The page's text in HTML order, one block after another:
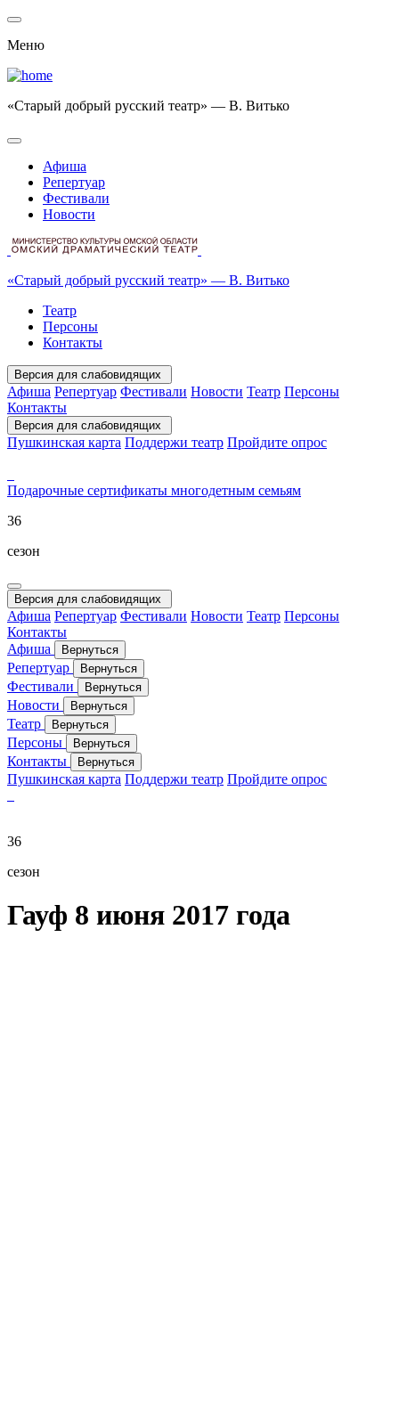
Меню
«Старый добрый русский театр» — В. Витько
Афиша
Репертуар
Фестивали
Новости
«Старый добрый русский театр» — В. Витько
Театр
Персоны
Контакты
Версия для слабовидящих
Афиша Репертуар Фестивали Новости Театр Персоны
Контакты
Версия для слабовидящих
Пушкинская карта Поддержи театр Пройдите опрос
Подарочные сертификаты многодетным семьям
36
сезон
Версия для слабовидящих
Афиша Репертуар Фестивали Новости Театр Персоны
Контакты
Афиша
Вернуться
Репертуар Вернуться
Фестивали Вернуться
Новости Вернуться
Театр Вернуться
Персоны Вернуться
Контакты Вернуться
Пушкинская карта Поддержи театр Пройдите опрос
36
сезон
Гауф 8 июня 2017 года